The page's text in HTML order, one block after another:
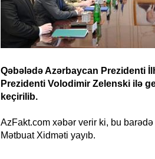
Qəbələdə Azərbaycan Prezidenti
Prezidenti Volodimir Zelenski ilə
keçirilib.
AzFakt.com xəbər verir ki, bu
Mətbuat Xidməti yayıb.